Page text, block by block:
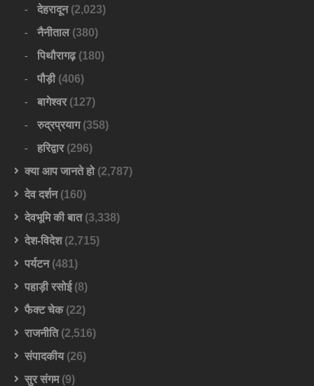
देहरादून(2,023)
नैनीताल(380)
पिथौरागढ़(180)
पौड़ी(406)
बागेश्वर(127)
रुद्रप्रयाग(358)
हरिद्वार(296)
क्या आप जानते हो(2,787)
देव दर्शन(160)
देवभूमि की बात(3,338)
देश-विदेश(2,715)
पर्यटन(481)
पहाड़ी रसोई(8)
फैक्ट चेक(22)
राजनीति(2,516)
संपादकीय(26)
सुर संगम(9)